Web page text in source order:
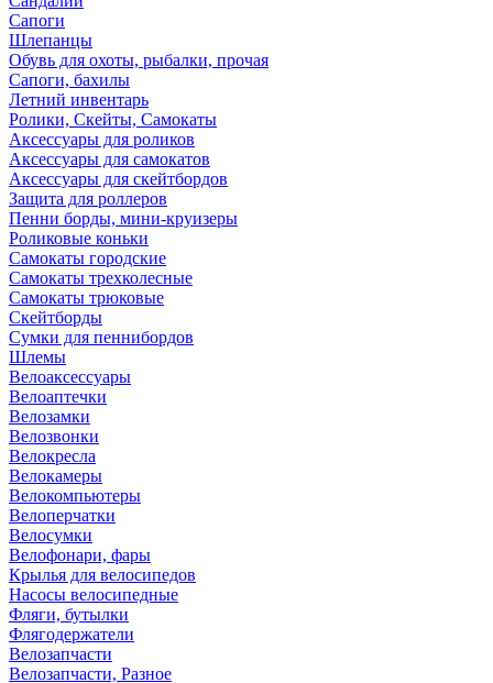
Сапоги
Шлепанцы
Обувь для охоты, рыбалки, прочая
Сапоги, бахилы
Летний инвентарь
Ролики, Скейты, Самокаты
Аксессуары для роликов
Аксессуары для самокатов
Аксессуары для скейтбордов
Защита для роллеров
Пенни борды, мини-круизеры
Роликовые коньки
Самокаты городские
Самокаты трехколесные
Самокаты трюковые
Скейтборды
Сумки для пеннибордов
Шлемы
Велоаксессуары
Велоаптечки
Велозамки
Велозвонки
Велокресла
Велокамеры
Велокомпьютеры
Велоперчатки
Велосумки
Велофонари, фары
Крылья для велосипедов
Насосы велосипедные
Фляги, бутылки
Флягодержатели
Велозапчасти
Велозапчасти, Разное